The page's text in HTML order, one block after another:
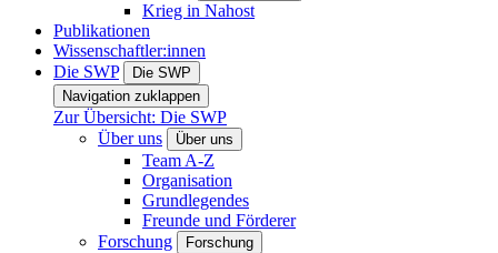
Krieg in Nahost
Publikationen
Wissenschaftler:innen
Die SWP
Die SWP
Navigation zuklappen
Zur Übersicht: Die SWP
Über uns
Über uns
Team A-Z
Organisation
Grundlegendes
Freunde und Förderer
Forschung
Forschung